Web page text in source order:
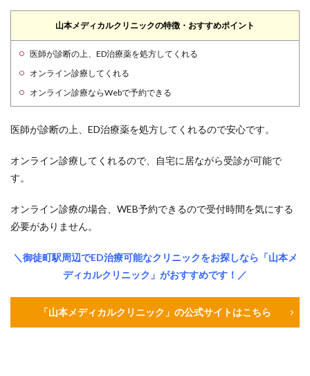
山本メディカルクリニックの特徴・おすすめポイント
医師が診断の上、ED治療薬を処方してくれる
オンライン診療してくれる
オンライン診療ならWebで予約できる
医師が診断の上、ED治療薬を処方してくれるので安心です。
オンライン診療してくれるので、自宅に居ながら受診が可能で
す。
オンライン診療の場合、WEB予約できるので受付時間を気にする
必要がありません。
＼御徒町駅周辺でED治療可能なクリニックをお探しなら「山本メ
ディカルクリニック」がおすすめです！／
「山本メディカルクリニック」の公式サイトはこちら